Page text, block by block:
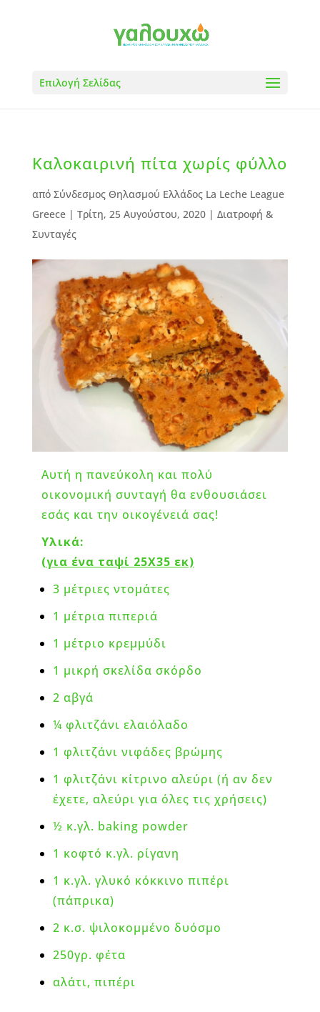
Επιλογή Σελίδας
Καλοκαιρινή πίτα χωρίς φύλλο
από Σύνδεσμος Θηλασμού Ελλάδος La Leche League
Greece| Τρίτη, 25 Αυγούστου, 2020| Διατροφή &
Συνταγές
Αυτή η πανεύκολη και πολύ
οικονομική συνταγή θα ενθουσιάσει
εσάς και την οικογένειά σας!
Υλικά:
(για ένα ταψί 25Χ35 εκ)
3 μέτριες ντομάτες
1 μέτρια πιπεριά
1 μέτριο κρεμμύδι
1 μικρή σκελίδα σκόρδο
2 αβγά
¼ φλιτζάνι ελαιόλαδο
1 φλιτζάνι νιφάδες βρώμης
1 φλιτζάνι κίτρινο αλεύρι (ή αν δεν
έχετε, αλεύρι για όλες τις χρήσεις)
½ κ.γλ. baking powder
1 κοφτό κ.γλ. ρίγανη
1 κ.γλ. γλυκό κόκκινο πιπέρι
(πάπρικα)
2 κ.σ. ψιλοκομμένο δυόσμο
250γρ. φέτα
αλάτι, πιπέρι